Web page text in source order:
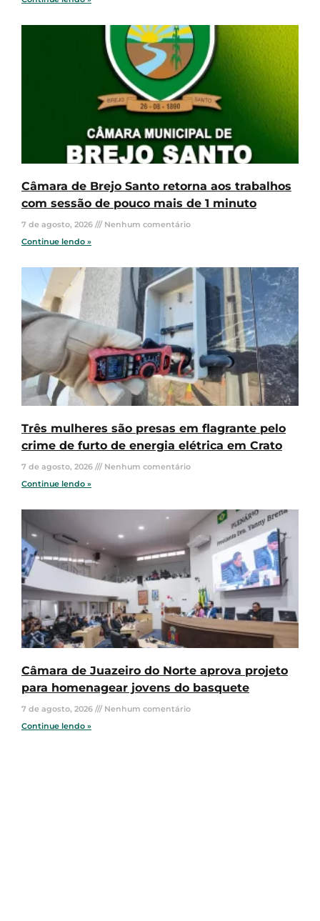
Câmara de Brejo Santo retorna aos trabalhos
com sessão de pouco mais de 1 minuto
7 de agosto, 2026
Nenhum comentário
Continue lendo »
Três mulheres são presas em flagrante pelo
crime de furto de energia elétrica em Crato
7 de agosto, 2026
Nenhum comentário
Continue lendo »
Câmara de Juazeiro do Norte aprova projeto
para homenagear jovens do basquete
7 de agosto, 2026
Nenhum comentário
Continue lendo »